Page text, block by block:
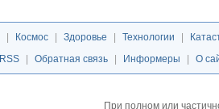
Космос Здоровье Технологии
RSS
Обратная связь Информеры О
При полном или